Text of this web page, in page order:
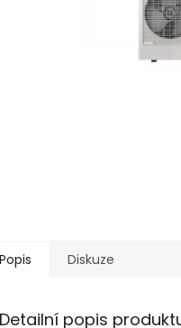
Popis Diskuze
Detailní popis